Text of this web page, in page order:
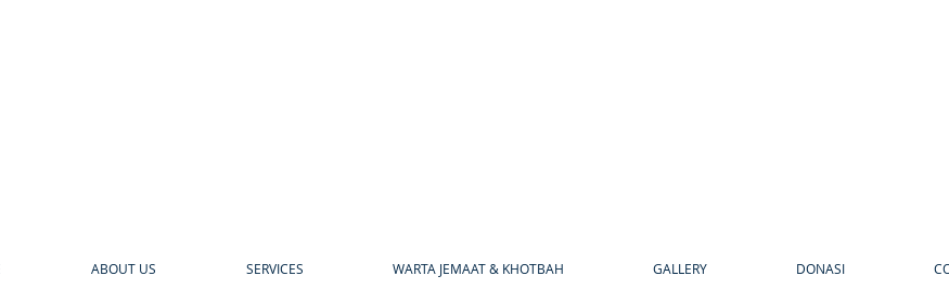
ABOUT US SERVICES WARTA JEMAAT & KHOTBAH GALLERY DONASI